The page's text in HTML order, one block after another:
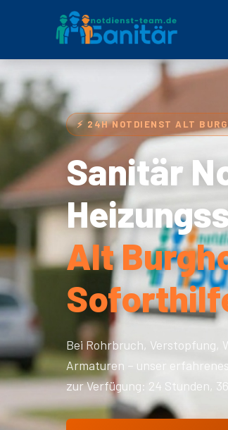
⚡ 24H NOTDIENST ALT
Sanitär
Alt
Bei Rohrbruch, Verstopfung,
Armaturen – unser
zur Verfügung: 24 Stunden,